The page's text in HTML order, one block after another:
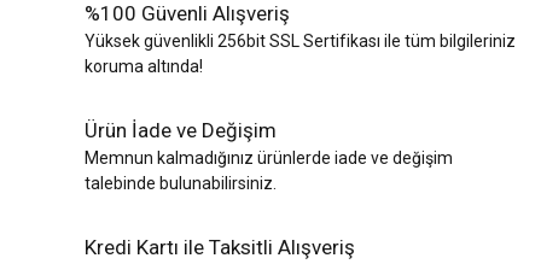
%100 Güvenli Alışveriş
Yüksek güvenlikli 256bit SSL Sertifikası ile tüm bilgileriniz
koruma altında!
Ürün İade ve Değişim
Memnun kalmadığınız ürünlerde iade ve değişim
talebinde bulunabilirsiniz.
Kredi Kartı ile Taksitli Alışveriş